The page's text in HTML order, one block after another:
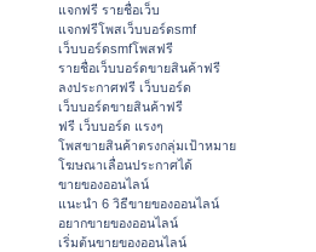
แจกฟรี รายชื่อเว็บ
แจกฟรีโพสเว็บบอร์ดsmf
เว็บบอร์ดsmfโพสฟรี
รายชื่อเว็บบอร์ดขายสินค้าฟรี
ลงประกาศฟรี เว็บบอร์ด
เว็บบอร์ดขายสินค้าฟรี
ฟรี เว็บบอร์ด แรงๆ
โพสขายสินค้าตรงกลุ่มเป้าหมาย
โฆษณาเลื่อนประกาศได้
ขายของออนไลน์
แนะนำ 6 วิธีขายของออนไลน์
อยากขายของออนไลน์
เริ่มต้นขายของออนไลน์